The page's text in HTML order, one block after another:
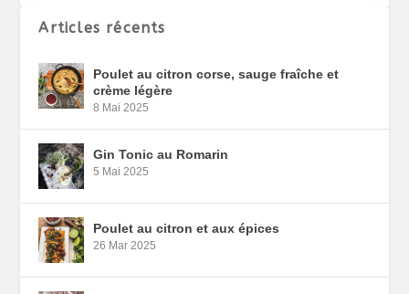
Articles récents
Poulet au citron corse, sauge fraîche et
crème légère
8 Mai 2025
Gin Tonic au Romarin
5 Mai 2025
Poulet au citron et aux épices
26 Mar 2025